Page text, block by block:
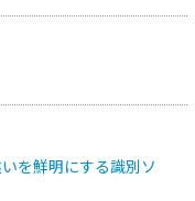
を鮮明にする識別ソ